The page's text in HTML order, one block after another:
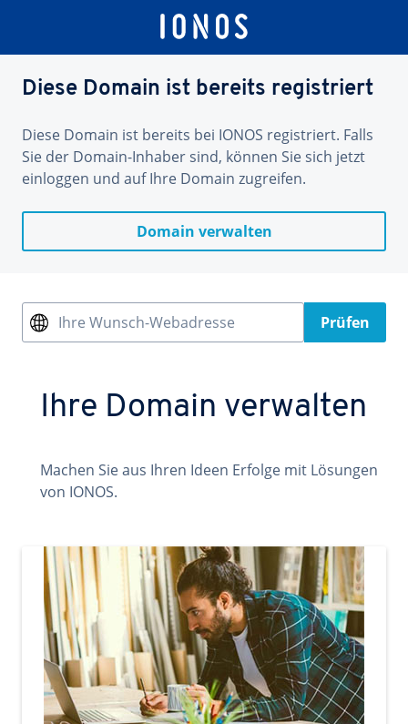
Diese Domain ist bereits registriert
Diese Domain ist bereits bei IONOS registriert. Falls
Sie der Domain-Inhaber sind, können Sie sich jetzt
einloggen und auf Ihre Domain zugreifen.
Domain verwalten
Ihre Wunsch-Webadresse Prüfen
Ihre Domain verwalten
Machen Sie aus Ihren Ideen Erfolge mit Lösungen
von IONOS.